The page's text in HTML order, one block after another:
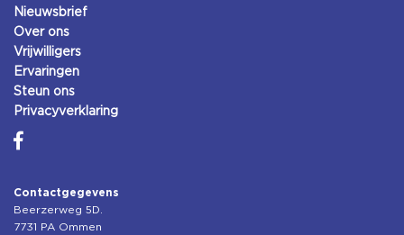
Nieuwsbrief
Over ons
Vrijwilligers
Ervaringen
Steun ons
Privacyverklaring
Contactgegevens
Beerzerweg 5D.
7731 PA Ommen